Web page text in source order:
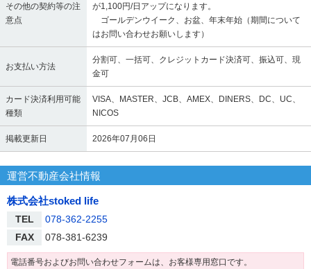
その他の契約等の注
意点
が1,100円/日アップになります。
ゴールデンウイーク、お盆、年末年始（期間について
はお問い合わせお願いします）
お支払い方法
分割可、一括可、クレジットカード決済可、振込可、現
金可
カード決済利用可能
種類
VISA、MASTER、JCB、AMEX、DINERS、DC、UC、
NICOS
掲載更新日 2026年07月06日
運営不動産会社情報
株式会社stoked life
TEL
078-362-2255
FAX
078-381-6239
電話番号およびお問い合わせフォームは、お客様専用窓口です。